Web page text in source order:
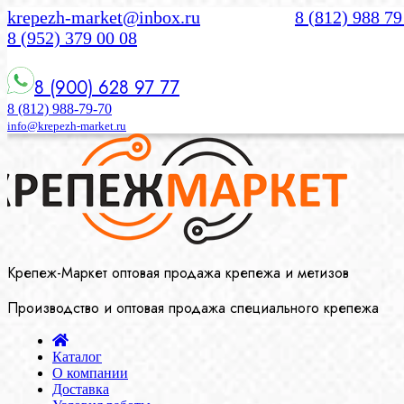
krepezh-market@inbox.ru
8 (812) 988
8 (952) 379 00 08
8 (900) 628 97 77
8 (812) 988-79-70
info@krepezh-market.ru
Крепеж-Маркет оптовая продажа крепежа и метизов
Производство и оптовая продажа специального крепежа
Каталог
О компании
Доставка